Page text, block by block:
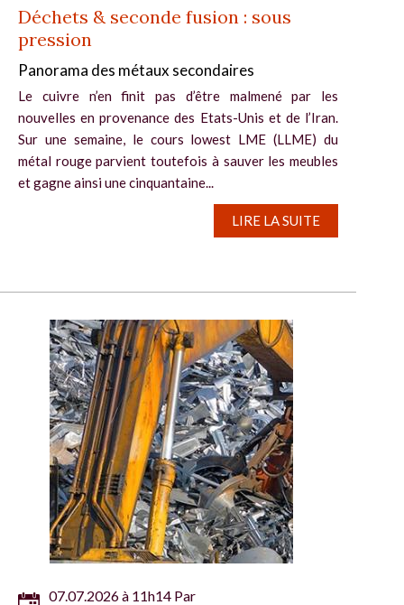
Déchets & seconde fusion : sous
pression
Panorama des métaux secondaires
Le cuivre n’en finit pas d’être malmené par les
nouvelles en provenance des Etats-Unis et de l’Iran.
Sur une semaine, le cours lowest LME (LLME) du
métal rouge parvient toutefois à sauver les meubles
et gagne ainsi une cinquantaine...
LIRE LA SUITE
07.07.2026 à 11h14 Par